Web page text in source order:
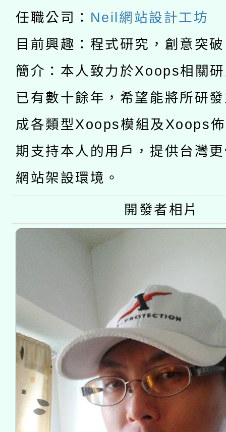
礎課程
A3數位素養講師名單
「數位內容與教學軟體
pilot」
有關大陸委員會函釋公
薪期間赴陸應申請許可
業技術研究院辦理「
用水績優單位及節水達
動」
開 智慧啟航」
2026年桃園地景藝術
任職公司： Neil網站設計工坊
目前興趣：程式研究，創意突
簡介：本人致力於Xoops相關
已有數十餘年，希望能將所研
成各類型Xoops模組及Xoops
期支持本人的用戶，提供台灣
網站架設環境。
開發者相片